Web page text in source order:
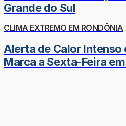
Grande do Sul
CLIMA EXTREMO EM RONDÔNIA
Alerta de Calor Intenso
Marca a Sexta-Feira